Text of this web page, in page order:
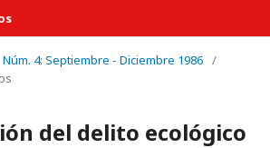
Núm. 4: Septiembre - Diciembre 1986 /
del delito ecológico